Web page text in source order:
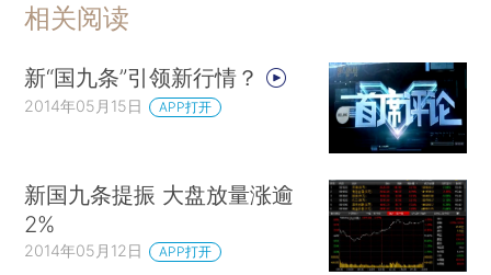
相关阅读
新“国九条”引领新行情？
2014年05月15日 APP打开
新国九条提振 大盘放量涨逾
2%
2014年05月12日 APP打开